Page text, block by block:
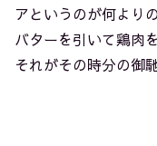
アというのが何より
バターを引いて鶏肉
それがその時分の御